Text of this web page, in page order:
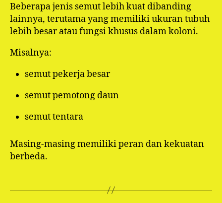
Beberapa jenis semut lebih kuat dibanding
lainnya, terutama yang memiliki ukuran tubuh
lebih besar atau fungsi khusus dalam koloni.
Misalnya:
semut pekerja besar
semut pemotong daun
semut tentara
Masing-masing memiliki peran dan kekuatan
berbeda.